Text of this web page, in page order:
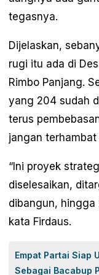
tegasnya.
Dijelaskan,
rugi itu ada di
Rimbo Panjang.
yang 204 sudah
terus
jangan
“Ini proyek
diselesaikan,
dibangun, hingga
kata Firdaus.
Empat Partai Siap
Sebagai Bacabup